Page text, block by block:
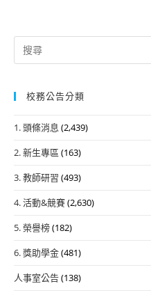
Search
for:
校務公告分類
1. 頭條消息 (2,439)
2. 新生專區 (163)
3. 教師研習 (493)
4. 活動&競賽(2,630)
5. 榮譽榜(182)
6. 獎助學金(481)
人事室公告(138)